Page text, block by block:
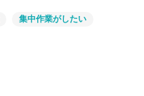
集中作業がしたい